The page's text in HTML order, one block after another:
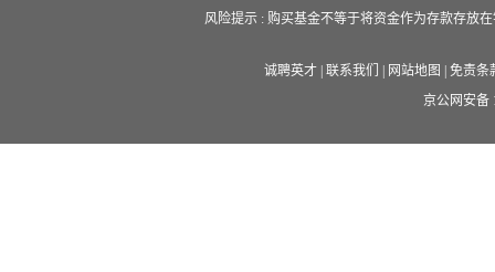
风险提示 : 购买基金不等于将资金作为存款存放
诚聘英才 联系我们 网站地图
免责条
京公网安备